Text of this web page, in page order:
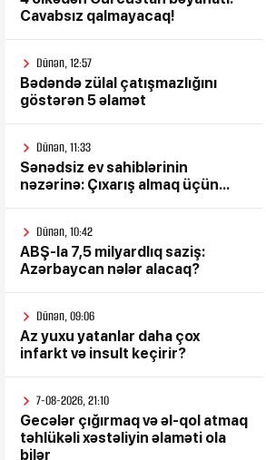
Cavabsız qalmayacaq!
Dünən, 12:57
Bədəndə zülal çatışmazlığını
göstərən 5 əlamət
Dünən, 11:33
Sənədsiz ev sahiblərinin
nəzərinə: Çıxarış almaq üçün...
Dünən, 10:42
ABŞ-la 7,5 milyardlıq saziş:
Azərbaycan nələr alacaq?
Dünən, 09:06
Az yuxu yatanlar daha çox
infarkt və insult keçirir?
7-08-2026, 21:10
Gecələr çığırmaq və əl-qol atmaq
təhlükəli xəstəliyin əlaməti ola
bilər